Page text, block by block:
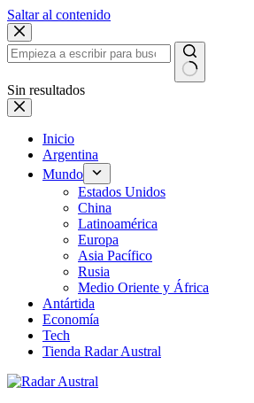
Saltar al contenido
Sin resultados
Inicio
Argentina
Mundo
Estados Unidos
China
Latinoamérica
Europa
Asia Pacífico
Rusia
Medio Oriente y África
Antártida
Economía
Tech
Tienda Radar Austral